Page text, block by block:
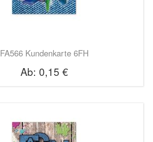
FA566 Kundenkarte 6FH
Ab: 0,15 €